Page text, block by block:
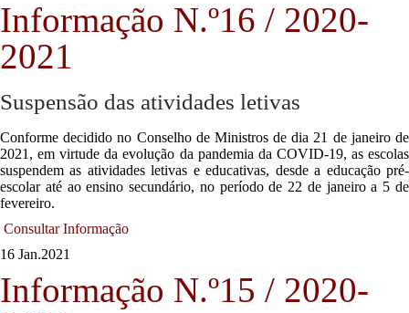
Informação N.º16 / 2020-
2021
Suspensão das atividades letivas
Conforme decidido no Conselho de Ministros de dia 21 de janeiro de
2021, em virtude da evolução da pandemia da COVID-19, as escolas
suspendem as atividades letivas e educativas, desde a educação pré-
escolar até ao ensino secundário, no período de 22 de janeiro a 5 de
fevereiro.
Consultar Informação
16 Jan.2021
Informação N.º15 / 2020-